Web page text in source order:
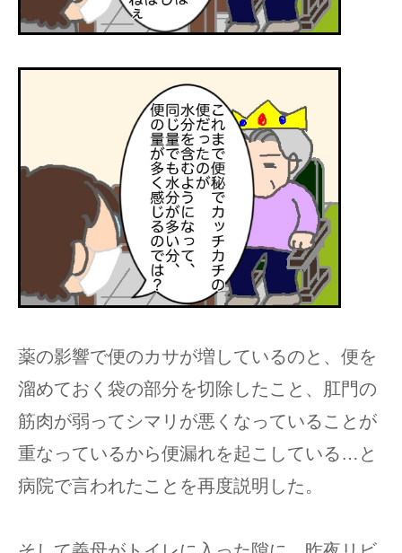
薬の影響で便のカサが増しているのと、便を
溜めておく袋の部分を切除したこと、肛門の
筋肉が弱ってシマリが悪くなっていることが
重なっているから便漏れを起こしている…と
病院で言われたことを再度説明した。